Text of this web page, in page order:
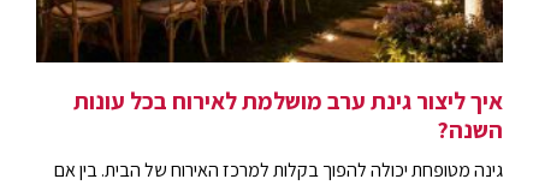
איך ליצור גינת ערב מושלמת לאירוח בכל עונות
השנה?
גינה מטופחת יכולה להפוך בקלות למרכז האירוח של הבית. בין אם